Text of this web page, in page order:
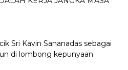
Sri Kavin Sananadas sebagai
di lombong kepunyaan